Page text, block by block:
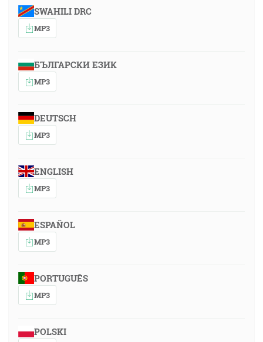
SWAHILI DRC
MP3
БЪЛГАРСКИ ЕЗИК
MP3
DEUTSCH
MP3
ENGLISH
MP3
ESPAÑOL
MP3
PORTUGUÊS
MP3
POLSKI